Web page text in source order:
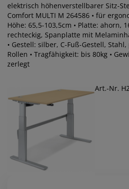
elektrisch höhenverstellbarer Sitz-
Comfort MULTI M 264586 • für
Höhe: 65,5-103,5cm • Platte: ahorn,
rechteckig, Spanplatte mit
• Gestell: silber, C-Fuß-Gestell,
Rollen • Tragfähigkeit: bis 80kg •
zerlegt
Art.-Nr.